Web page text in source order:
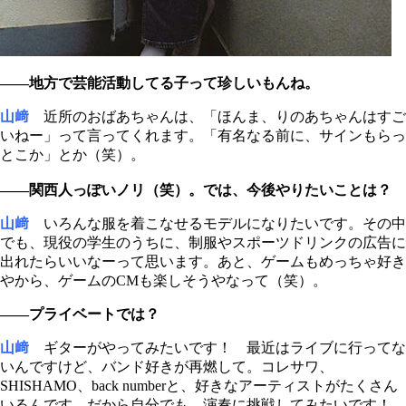
――地方で芸能活動してる子って珍しいもんね。
山﨑
近所のおばあちゃんは、「ほんま、りのあちゃんはすご
いねー」って言ってくれます。「有名なる前に、サインもらっ
とこか」とか（笑）。
――関西人っぽいノリ（笑）。では、今後やりたいことは？
山﨑 いろんな服を着こなせるモデルになりたいです。その中
でも、現役の学生のうちに、制服やスポーツドリンクの広告に
出れたらいいなーって思います。あと、ゲームもめっちゃ好き
やから、ゲームのCMも楽しそうやなって（笑）。
――プライベートでは？
山﨑 ギターがやってみたいです！ 最近はライブに行ってな
いんですけど、バンド好きが再燃して。コレサワ、
SHISHAMO、back numberと、好きなアーティストがたくさん